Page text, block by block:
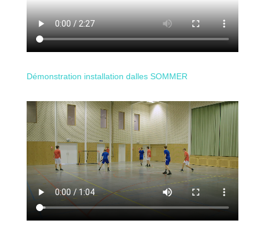
Démonstration installation dalles SOMMER